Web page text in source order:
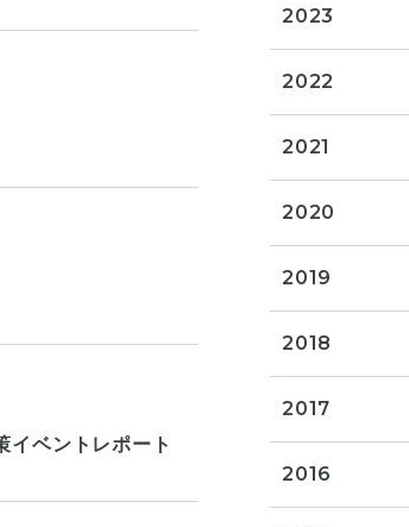
イベントレポート
2023
2022
2021
2020
2019
2018
2017
2016